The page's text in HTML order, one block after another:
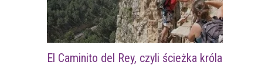
El Caminito del Rey, czyli ścieżka króla